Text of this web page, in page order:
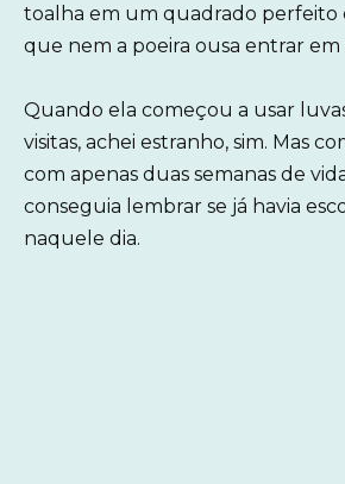
toalha em um quadrado perfeito
que nem a poeira ousa entrar em
Quando ela começou a usar
visitas, achei estranho, sim. Mas
com apenas duas semanas de
conseguia lembrar se já havia
naquele dia.